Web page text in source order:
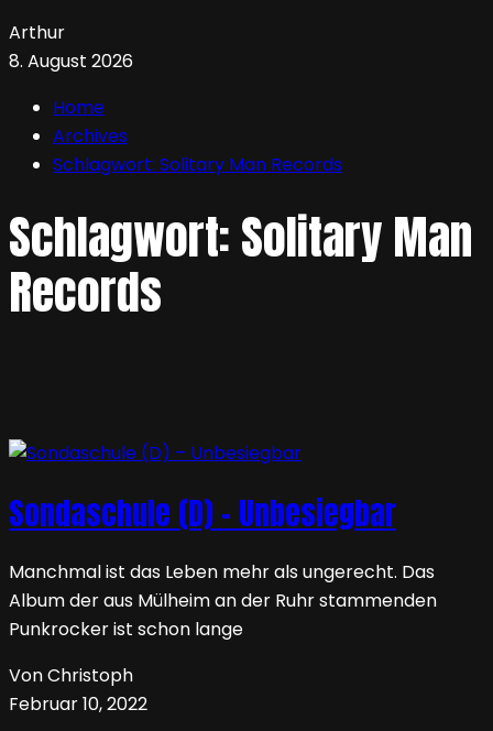
Arthur
8. August 2026
Home
Archives
Schlagwort: Solitary Man Records
Schlagwort:Solitary Man
Records
Sondaschule (D) – Unbesiegbar
Manchmal ist das Leben mehr als ungerecht. Das
Album der aus Mülheim an der Ruhr stammenden
Punkrocker ist schon lange
Von Christoph
Februar 10, 2022